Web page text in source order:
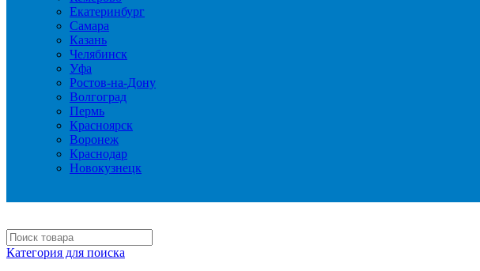
Екатеринбург
Самара
Казань
Челябинск
Уфа
Ростов-на-Дону
Волгоград
Пермь
Красноярск
Воронеж
Краснодар
Новокузнецк
Категория для поиска